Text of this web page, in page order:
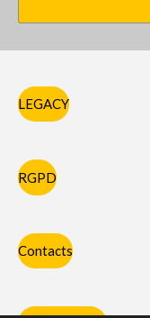
LEGACY
RGPD
Contacts